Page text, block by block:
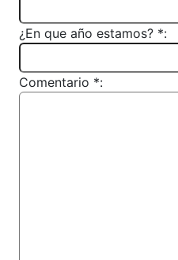
¿En que año estamos? *:
Comentario *: